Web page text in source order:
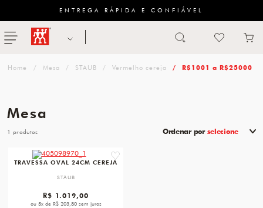
ENTREGA RÁPIDA E CONFIÁVEL
menu ZWILLING
de
Mesa STAUB Vermelho cereja R$1001 a R$25000
Mesa
Ordenar por selecione
1
favorite
TRAVESSA OVAL 24CM CEREJA
STAUB
R$ 1.019,00
ou 5x de R$ 203,80 sem juros